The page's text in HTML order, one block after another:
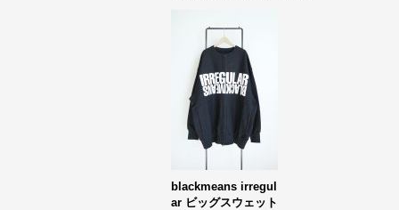
blackmeans irregul
ar ビッグスウェット